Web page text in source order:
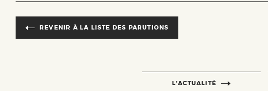
REVENIR À LA LISTE DES PARUTIONS
L’ACTUALITÉ